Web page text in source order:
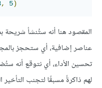
, 5)
لهم ذاكرةً مسبقًا لتجنب